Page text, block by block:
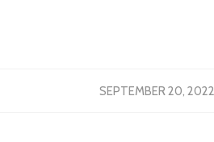
SEPTEMBER 20, 2022
/